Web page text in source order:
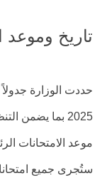
تاريخ وموعد
حددت الوزارة جدولاً
2025 بما يضمن التنظيم والانتظام:
موعد الامتحانات